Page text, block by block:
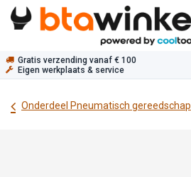
Overslaan naar inhoud
Gratis verzending vanaf € 100
Eigen werkplaats & service
Onderdeel Pneumatisch gereedschap